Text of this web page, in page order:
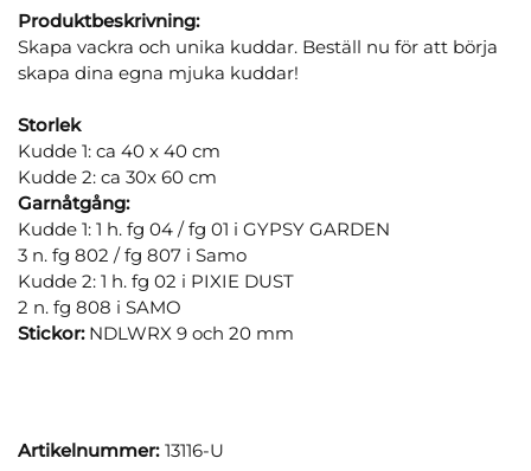
Produktbeskrivning:
Skapa vackra och unika kuddar. Beställ nu för att börja
skapa dina egna mjuka kuddar!
Storlek
Kudde 1: ca 40 x 40 cm
Kudde 2: ca 30x 60 cm
Garnåtgång:
Kudde 1: 1 h. fg 04 / fg 01 i GYPSY GARDEN
3 n. fg 802 / fg 807 i Samo
Kudde 2: 1 h. fg 02 i PIXIE DUST
2 n. fg 808 i SAMO
Stickor:NDLWRX 9 och 20 mm
Artikelnummer: 13116-U